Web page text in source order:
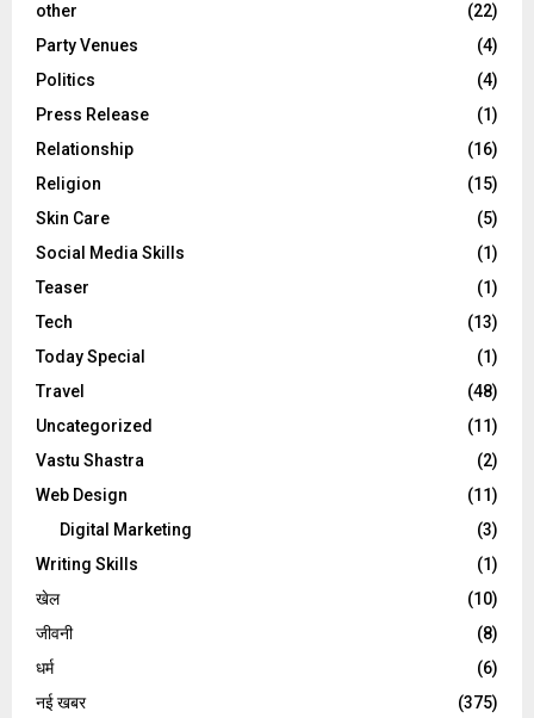
other
(22)
Party Venues
(4)
Politics
(4)
Press Release
(1)
Relationship
(16)
Religion
(15)
Skin Care
(5)
Social Media Skills
(1)
Teaser
(1)
Tech
(13)
Today Special
(1)
Travel
(48)
Uncategorized
(11)
Vastu Shastra
(2)
Web Design
(11)
Digital Marketing
(3)
Writing Skills
(1)
खेल
(10)
जीवनी
(8)
धर्म
(6)
नई खबर
(375)